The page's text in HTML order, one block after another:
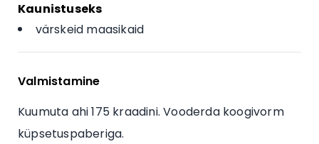
Kaunistuseks
värskeid maasikaid
Valmistamine
Kuumuta ahi 175 kraadini. Vooderda koogivorm
küpsetuspaberiga.